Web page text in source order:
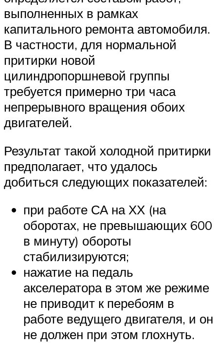
выполненных в рамках
капитального ремонта автомобиля.
В частности, для нормальной
притирки новой
цилиндропоршневой группы
требуется примерно три часа
непрерывного вращения обоих
двигателей.
Результат такой холодной притирки
предполагает, что удалось
добиться следующих показателей:
при работе СА на ХХ (на
оборотах, не превышающих 600
в минуту) обороты
стабилизируются;
нажатие на педаль
акселератора в этом же режиме
не приводит к перебоям в
работе ведущего двигателя, и он
не должен при этом глохнуть.